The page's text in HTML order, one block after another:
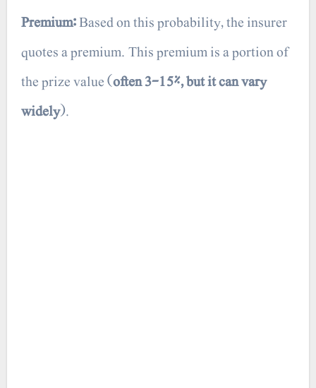
Premium:Based on this probability, the insurer
quotes a premium. This premium is a portion of
the prize value (often 3-15%, but it can vary
widely).